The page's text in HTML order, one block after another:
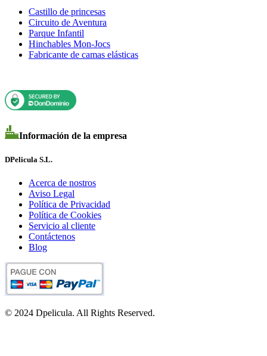
Castillo de princesas
Circuito de Aventura
Parque Infantil
Hinchables Mon-Jocs
Fabricante de camas elásticas
Información de la empresa
DPelicula S.L.
Acerca de nostros
Aviso Legal
Política de Privacidad
Política de Cookies
Servicio al cliente
Contáctenos
Blog
© 2024 Dpelicula. All Rights Reserved.